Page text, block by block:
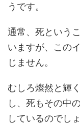
うです。
通常、死という
いますが、この
じません。
むしろ燦然と輝
し、死もその中
しているのでしょ